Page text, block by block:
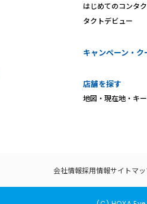
はじめてのコンタ
タクトデビュー
キャンペーン・ク
店舗を探す
地図・現在地・キ
会社情報採用情報サイトマ